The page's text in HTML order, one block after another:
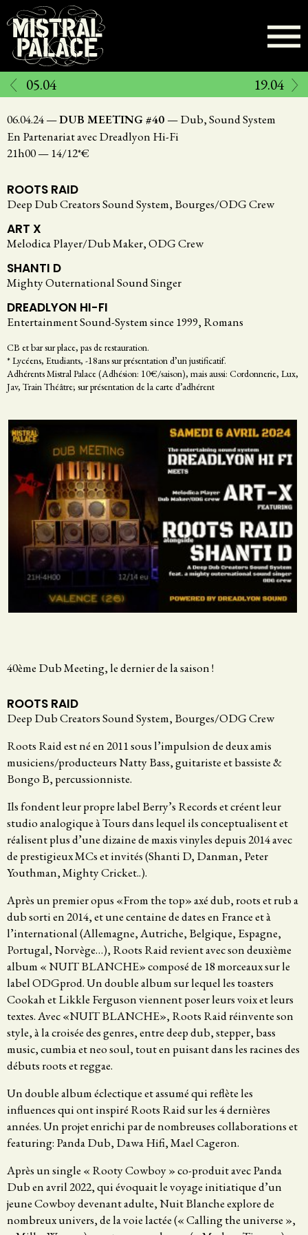
Aller
au
contenu
principal
05.04 19.04
06.04.24—DUB MEETING #40 —Dub, Sound System
En Partenariat avec Dreadlyon Hi-Fi
21h00—14/12*€
ROOTS RAID
Deep Dub Creators Sound System, Bourges/ODG Crew
ART X
Melodica Player/Dub Maker, ODG Crew
SHANTI D
Mighty Outernational Sound Singer
DREADLYON HI-FI
Entertainment Sound-System since 1999, Romans
CB et bar sur place, pas de restauration.
* Lycéens, Etudiants, -18ans sur présentation d’un justificatif.
Adhérents Mistral Palace (Adhésion: 10€/saison), mais aussi: Cordonnerie, Lux,
Jav, Train Théâtre; sur présentation de la carte d’adhérent
40ème Dub Meeting, le dernier de la saison !
ROOTS RAID
Deep Dub Creators Sound System, Bourges/ODG Crew
Roots Raid est né en 2011 sous l’impulsion de deux amis
musiciens/producteurs Natty Bass, guitariste et bassiste &
Bongo B, percussionniste.
Ils fondent leur propre label Berry’s Records et créent leur
studio analogique à Tours dans lequel ils conceptualisent et
réalisent plus d’une dizaine de maxis vinyles depuis 2014 avec
de prestigieux MCs et invités (Shanti D, Danman, Peter
Youthman, Mighty Cricket..).
Après un premier opus «From the top» axé dub, roots et rub a
dub sorti en 2014, et une centaine de dates en France et à
l’international (Allemagne, Autriche, Belgique, Espagne,
Portugal, Norvège…), Roots Raid revient avec son deuxième
album « NUIT BLANCHE» composé de 18 morceaux sur le
label ODGprod. Un double album sur lequel les toasters
Cookah et Likkle Ferguson viennent poser leurs voix et leurs
textes. Avec «NUIT BLANCHE», Roots Raid réinvente son
style, à la croisée des genres, entre deep dub, stepper, bass
music, cumbia et neo soul, tout en puisant dans les racines des
débuts roots et reggae.
Un double album éclectique et assumé qui reflète les
influences qui ont inspiré Roots Raid sur les 4 dernières
années. Un projet enrichi par de nombreuses collaborations et
featuring: Panda Dub, Dawa Hifi, Mael Cageron.
Après un single « Rooty Cowboy » co-produit avec Panda
Dub en avril 2022, qui évoquait le voyage initiatique d’un
jeune Cowboy devenant adulte, Nuit Blanche explore de
nombreux univers, de la voie lactée (« Calling the universe »,